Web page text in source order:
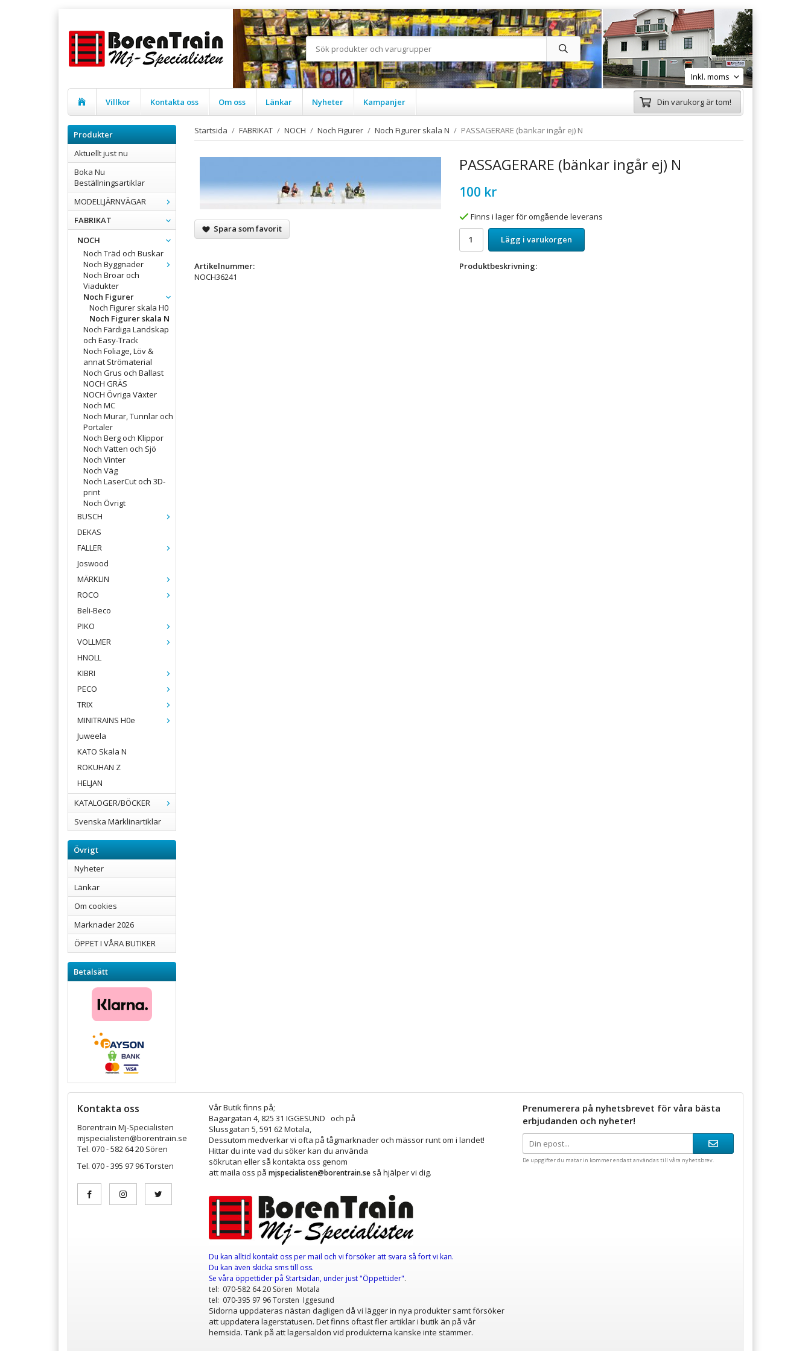
Villkor Kontakta oss Om oss Länkar Nyheter Kampanjer Din varukorg är tom!
Produkter
Aktuellt just nu
Boka Nu
Beställningsartiklar
MODELLJÄRNVÄGAR
FABRIKAT
NOCH
Noch Träd och Buskar
Noch Byggnader
Noch Broar och
Viadukter
Noch Figurer
Noch Figurer skala H0
Noch Figurer skala N
Noch Färdiga Landskap
och Easy-Track
Noch Foliage, Löv &
annat Strömaterial
Noch Grus och Ballast
NOCH GRÄS
NOCH Övriga Växter
Noch MC
Noch Murar, Tunnlar och
Portaler
Noch Berg och Klippor
Noch Vatten och Sjö
Noch Vinter
Noch Väg
Noch LaserCut och 3D-
print
Noch Övrigt
BUSCH
DEKAS
FALLER
Joswood
MÄRKLIN
ROCO
Beli-Beco
PIKO
VOLLMER
HNOLL
KIBRI
PECO
TRIX
MINITRAINS H0e
Juweela
KATO Skala N
ROKUHAN Z
HELJAN
KATALOGER/BÖCKER
Svenska Märklinartiklar
Övrigt
Nyheter
Länkar
Om cookies
Marknader 2026
ÖPPET I VÅRA BUTIKER
Betalsätt
Startsida / FABRIKAT / NOCH / Noch Figurer / Noch Figurer skala N / PASSAGERARE (bänkar ingår ej) N
PASSAGERARE (bänkar ingår ej) N
100 kr
Finns i lager för omgående leverans
Lägg i varukorgen
Produktbeskrivning:
Spara som favorit
Artikelnummer:
NOCH36241
Kontakta oss
Borentrain Mj-Specialisten
mjspecialisten@borentrain.se
Tel. 070 - 582 64 20 Sören
Tel. 070 - 395 97 96 Torsten
Vår Butik finns på;
Bagargatan 4, 825 31 IGGESUND och på
Slussgatan 5, 591 62 Motala,
Dessutom medverkar vi ofta på tågmarknader och mässor runt om i landet!
Hittar du inte vad du söker kan du använda
sökrutan eller så kontakta oss genom
att maila oss på mjspecialisten@borentrain.se så hjälper vi dig.
Du kan alltid kontakt oss per mail och vi försöker att svara så fort vi kan.
Du kan även skicka sms till oss.
Se våra öppettiderpå Startsidan, under just "Öppettider".
tel: 070-582 64 20 Sören Motala
tel: 070-395 97 96 Torsten Iggesund
Sidorna uppdateras nästan dagligen då vi lägger in nya produkter samt försöker
att uppdatera lagerstatusen. Det finns oftast fler artiklar i butik än på vår
hemsida. Tänk på att lagersaldon vid produkterna kanske inte stämmer.
Prenumerera på nyhetsbrevet för våra bästa
erbjudanden och nyheter!
De uppgifter du matar in kommer endast användas till våra nyhetsbrev.